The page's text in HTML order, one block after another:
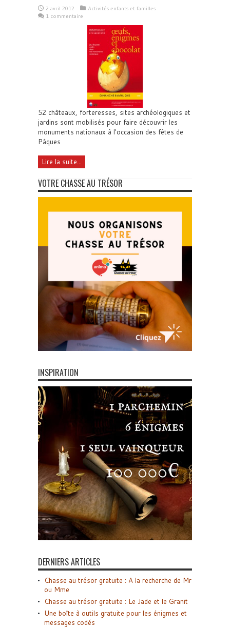
2 avril 2012
Activités enfants et familles
1 commentaire
52 châteaux, forteresses, sites archéologiques et
jardins sont mobilisés pour faire découvrir les
monuments nationaux à l'occasion des fêtes de
Pâques
Lire la suite...
VOTRE CHASSE AU TRÉSOR
INSPIRATION
DERNIERS ARTICLES
Chasse au trésor gratuite : A la recherche de Mr
ou Mme
Chasse au trésor gratuite : Le Jade et le Granit
Une boîte à outils gratuite pour les énigmes et
messages codés